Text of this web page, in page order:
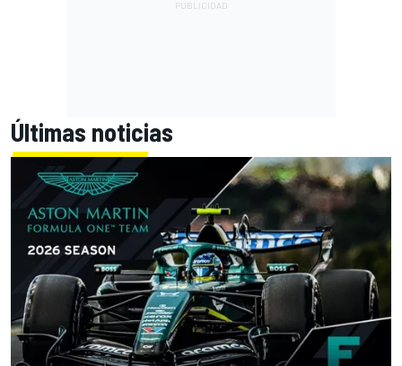
Últimas noticias